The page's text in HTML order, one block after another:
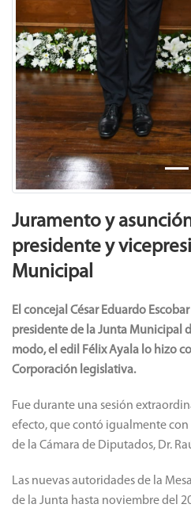
Juramento y
presidente y
Municipal
El concejal César Eduardo
presidente de la Junta Municipal
modo, el edil Félix Ayala lo hizo
Corporación legislativa.
Fue durante una sesión
efecto, que contó igualmente
de la Cámara de Diputados, Dr.
Las nuevas autoridades de la
de la Junta hasta noviembre del